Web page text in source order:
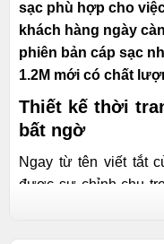
sạc phù hợp cho
khách hàng ngày
phiên bản cáp sạc
1.2M mới có chất
Thiết kế thời
bất ngờ
Ngay từ tên viết tắt
được sự chỉnh chu
đảm bảo chất lượng